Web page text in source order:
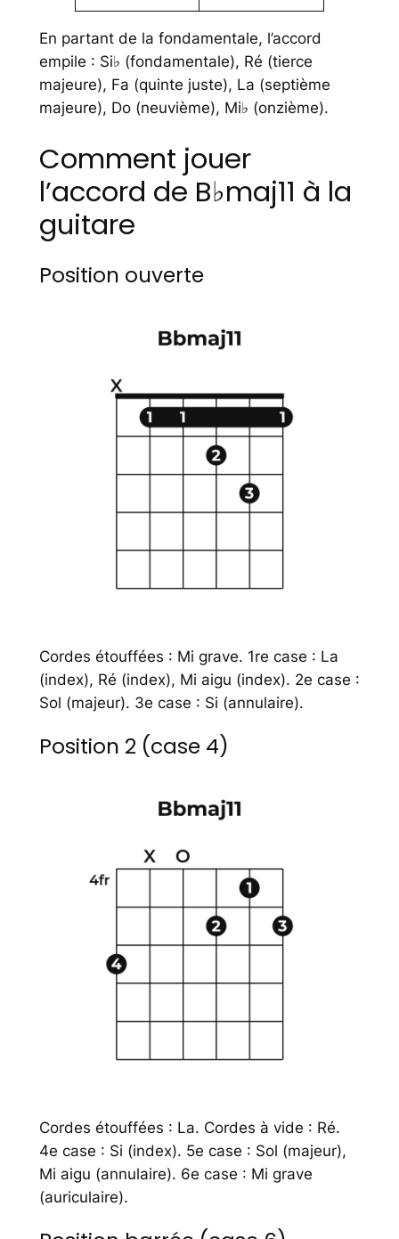
En partant de la fondamentale, l’accord
empile : Si♭ (fondamentale), Ré (tierce
majeure), Fa (quinte juste), La (septième
majeure), Do (neuvième), Mi♭ (onzième).
Comment jouer
l’accord de B♭maj11 à la
guitare
Position ouverte
Cordes étouffées : Mi grave. 1re case : La
(index), Ré (index), Mi aigu (index). 2e case :
Sol (majeur). 3e case : Si (annulaire).
Position 2 (case 4)
Cordes étouffées : La. Cordes à vide : Ré.
4e case : Si (index). 5e case : Sol (majeur),
Mi aigu (annulaire). 6e case : Mi grave
(auriculaire).